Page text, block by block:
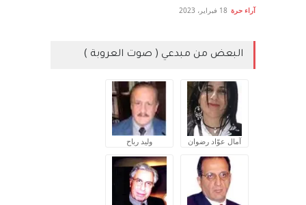
آراء حرة 18 فبراير، 2023
البعض من مبدعي ( صوت العروبة )
آمال عوّاد رضوان وليد رباح